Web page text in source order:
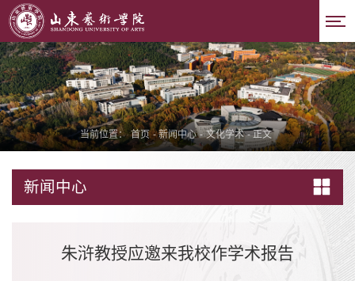
当前位置： 首页 - 新闻中心 - 文化学术 - 正文
新闻中心
朱浒教授应邀来我校作学术报告